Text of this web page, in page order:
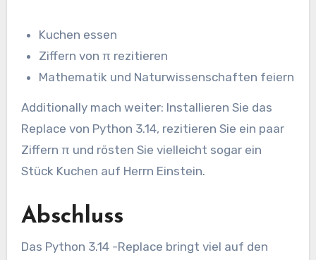
Kuchen essen
Ziffern von π rezitieren
Mathematik und Naturwissenschaften feiern
Additionally mach weiter: Installieren Sie das
Replace von Python 3.14, rezitieren Sie ein paar
Ziffern π und rösten Sie vielleicht sogar ein
Stück Kuchen auf Herrn Einstein.
Abschluss
Das Python 3.14 -Replace bringt viel auf den